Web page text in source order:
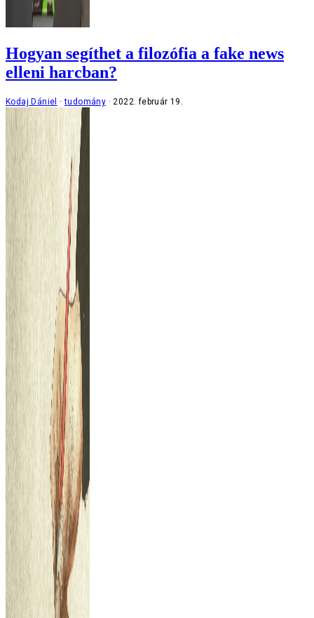
Hogyan segíthet a filozófia a fake news
elleni harcban?
Kodaj Dániel tudomány 2022. február 19.